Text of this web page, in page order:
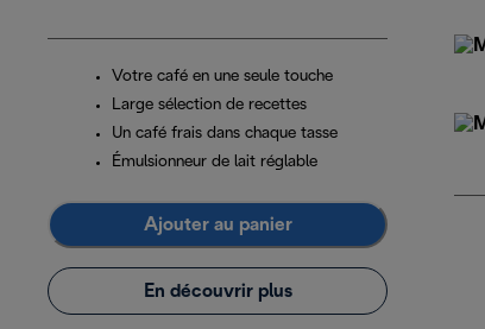
Votre café en une seule touche
Large sélection de recettes
Un café frais dans chaque tasse
Émulsionneur de lait réglable
Ajouter au panier
En découvrir plus